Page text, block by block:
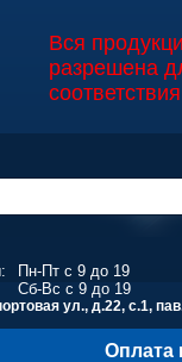
Вся
разрешена
Пн-Пт с 9 до 19
Сб-Вс с 9 до 19
ул., д.22, с.1,
Оплата